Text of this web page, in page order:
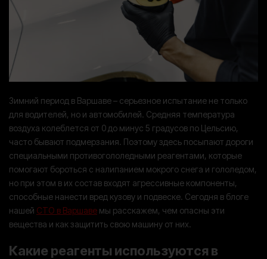
Зимний период в Варшаве – серьезное испытание не только
для водителей, но и автомобилей. Средняя температура
воздуха колеблется от 0 до минус 5 градусов по Цельсию,
часто бывают подмерзания. Поэтому здесь посыпают дороги
специальными противогололедными реагентами, которые
помогают бороться с налипанием мокрого снега и гололедом,
но при этом в их состав входят агрессивные компоненты,
способные нанести вред кузову и подвеске. Сегодня в блоге
нашей СТО в Варшаве мы расскажем, чем опасны эти
вещества и как защитить свою машину от них.
Какие реагенты используются в